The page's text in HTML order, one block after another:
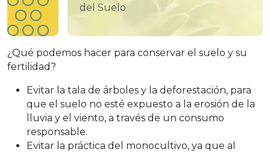
del Suelo
¿Qué podemos hacer para conservar el suelo y su
fertilidad?
Evitar la tala de árboles y la deforestación, para
que el suelo no esté expuesto a la erosión de la
lluvia y el viento, a través de un consumo
responsable.
Evitar la práctica del monocultivo, ya que al